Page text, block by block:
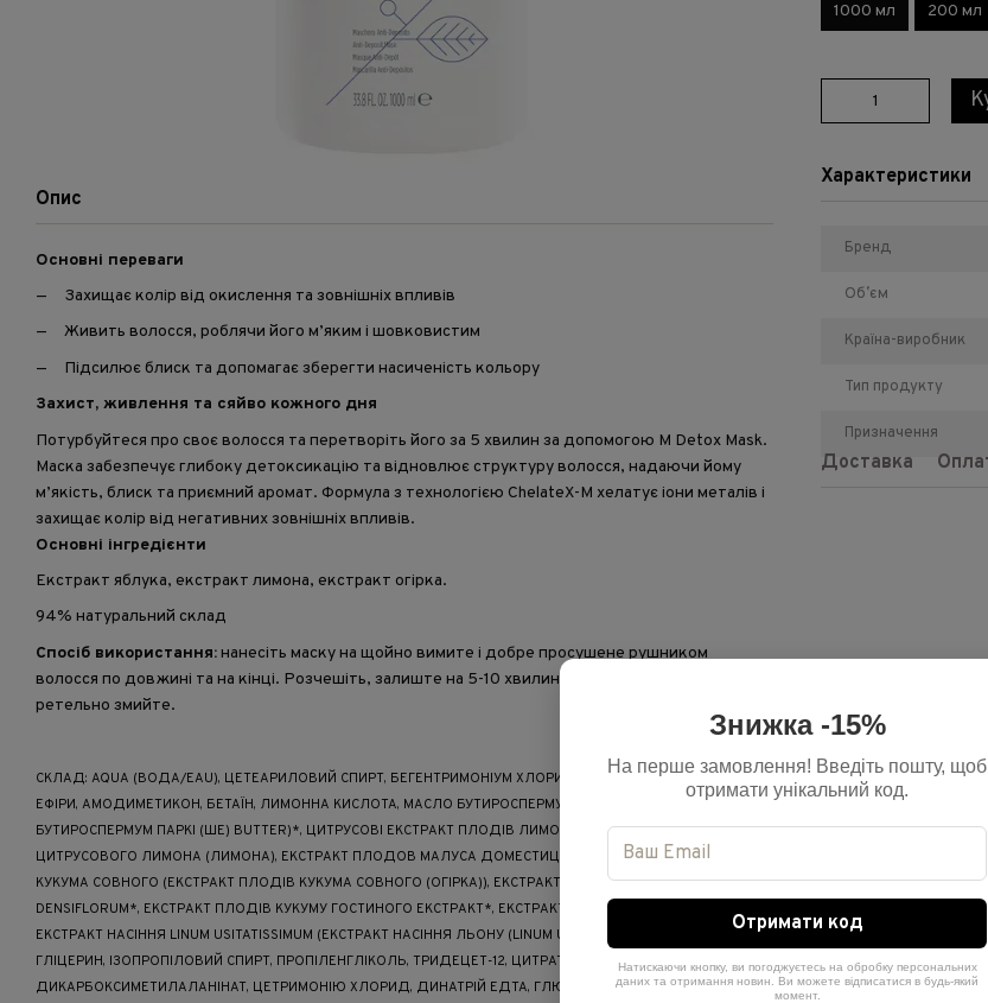
Опис
Основні переваги
Захищає колір від окислення та зовнішніх впливів
Живить волосся, роблячи його м’яким і шовковистим
Підсилює блиск та допомагає зберегти насиченість кольору
Захист, живлення та сяйво кожного дня
Потурбуйтеся про своє волосся та перетворіть його за 5 хвилин за допомогою M Detox Mask.
Маска забезпечує глибоку детоксикацію та відновлює структуру волосся, надаючи йому
м’якість, блиск та приємний аромат. Формула з технологією ChelateX-M хелатує іони металів і
захищає колір від негативних зовнішніх впливів.
Основні інгредієнти
Екстракт яблука, екстракт лимона, екстракт огірка.
94% натуральний склад
Спосіб використання:нанесіть маску на щойно вимите і добре просушене рушником
волосся по довжині та на кінці. Розчешіть, залиште на 5-10 хвилин, потім емульгуйте та
ретельно змийте.
СКЛАД: AQUA (ВОДА/EAU), ЦЕТЕАРИЛОВИЙ СПИРТ, БЕГЕНТРИМОНІУМ ХЛОРИД, КВАТЕРНІЙ-87, ЦЕТИЛОВІ
ЕФІРИ, АМОДИМЕТИКОН, БЕТАЇН, ЛИМОННА КИСЛОТА, МАСЛО БУТИРОСПЕРМУМ ПАРКІ (МАСЛО
БУТИРОСПЕРМУМ ПАРКІ (ШЕ) BUTTER)*, ЦИТРУСОВІ ЕКСТРАКТ ПЛОДІВ ЛИМОНУ (ЕКСТРАКТ ПЛОДІВ
ЦИТРУСОВОГО ЛИМОНА (ЛИМОНА), ЕКСТРАКТ ПЛОДОВ МАЛУСА ДОМЕСТИЦОГО, ЕКСТРАКТ ПЛОДІВ
КУКУМА СОВНОГО (ЕКСТРАКТ ПЛОДІВ КУКУМА СОВНОГО (ОГІРКА)), ЕКСТРАКТ КВІТОК/СТЕБЛА VERBASCUM
DENSIFLORUM*, ЕКСТРАКТ ПЛОДІВ КУКУМУ ГОСТИНОГО ЕКСТРАКТ*, ЕКСТРАКТ КВІТОК/ЛИСТЯ/СТЕБЛА*,
ЕКСТРАКТ НАСІННЯ LINUM USITATISSIMUM (ЕКСТРАКТ НАСІННЯ ЛЬОНУ (LINUM USITATISSIMUM)*, АЛЬГІН,
ГЛІЦЕРИН, ІЗОПРОПІЛОВИЙ СПИРТ, ПРОПІЛЕНГЛІКОЛЬ, ТРИДЕЦЕТ-12, ЦИТРАТ НАТРІЮ, ТРИНАТРІЙ
ДИКАРБОКСИМЕТИЛАЛАНІНАТ, ЦЕТРИМОНІЮ ХЛОРИД, ДИНАТРІЙ ЕДТА, ГЛЮЦЕПТАТ НАТРІЮ, БЕНЗОАТ
1000 мл 200 мл
Характеристики
Бренд
Обʼєм
Країна-виробник
Тип продукту
Призначення
Доставка
Знижка -15%
На перше замовлення! Введіть пошту, щоб
отримати унікальний код.
Отримати код
Натискаючи кнопку, ви погоджуєтесь на обробку персональних
даних та отримання новин. Ви можете відписатися в будь-який
момент.